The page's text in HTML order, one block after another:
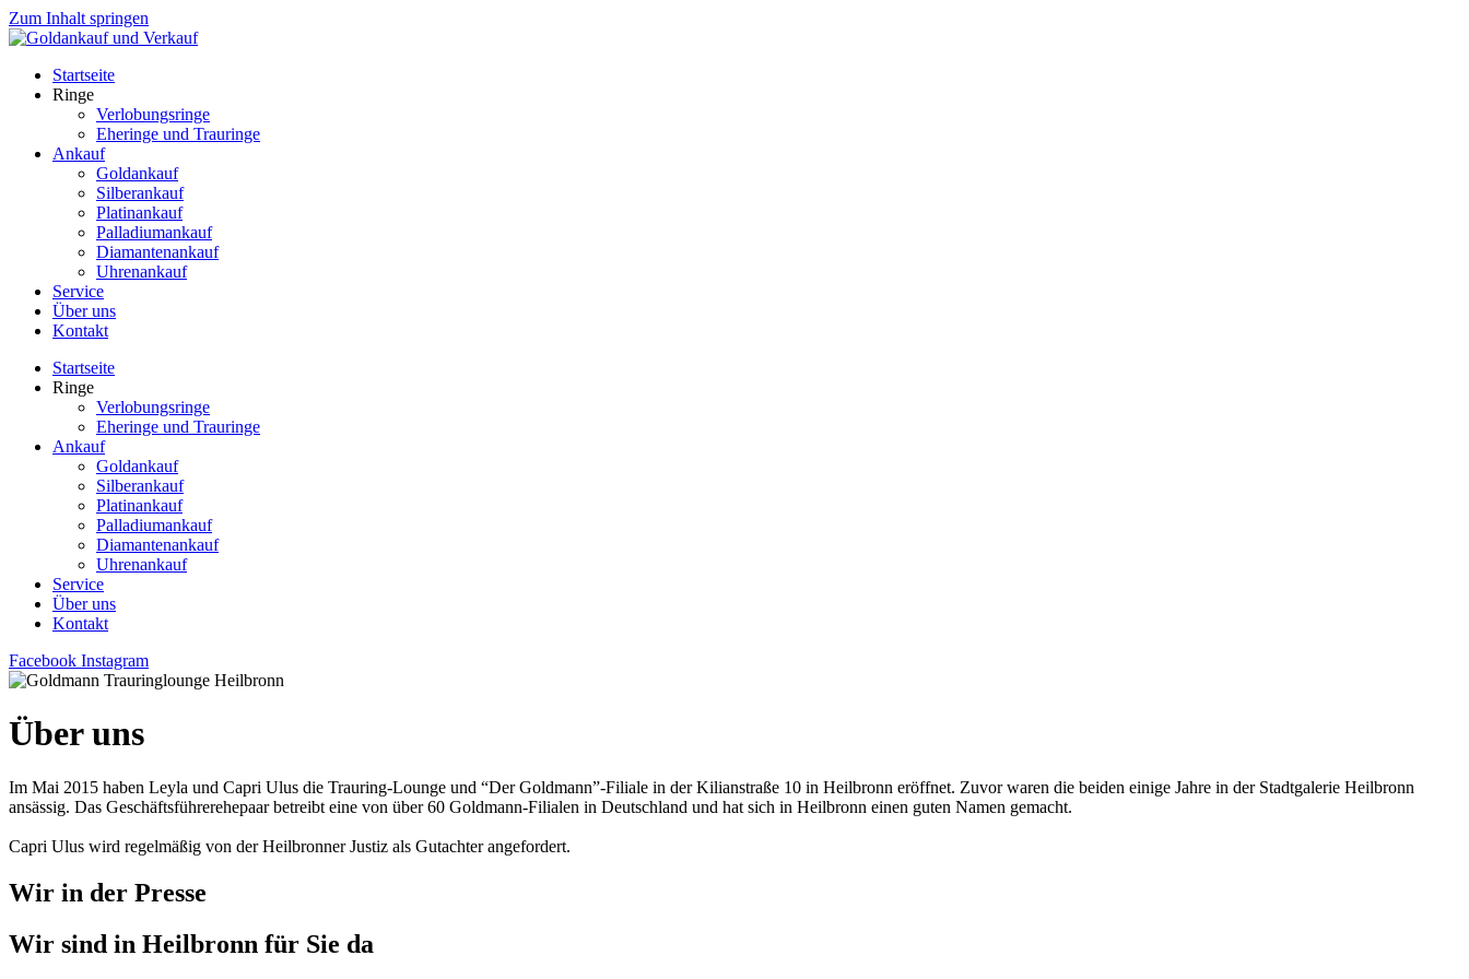
Zum Inhalt springen
Startseite
Ringe
Verlobungsringe
Eheringe und Trauringe
Ankauf
Goldankauf
Silberankauf
Platinankauf
Palladiumankauf
Diamantenankauf
Uhrenankauf
Service
Über uns
Kontakt
Startseite
Ringe
Verlobungsringe
Eheringe und Trauringe
Ankauf
Goldankauf
Silberankauf
Platinankauf
Palladiumankauf
Diamantenankauf
Uhrenankauf
Service
Über uns
Kontakt
Facebook Instagram
Über uns
Im Mai 2015 haben Leyla und Capri Ulus die Trauring-Lounge und “Der Goldmann”-Filiale in der Kilianstraße 10 in Heilbronn eröffnet. Zuvor waren die beiden einige Jahre in der Stadtgalerie Heilbronn
ansässig. Das Geschäftsführerehepaar betreibt eine von über 60 Goldmann-Filialen in Deutschland und hat sich in Heilbronn einen guten Namen gemacht.
Capri Ulus wird regelmäßig von der Heilbronner Justiz als Gutachter angefordert.
Wir in der Presse
Wir sind in Heilbronn für Sie da